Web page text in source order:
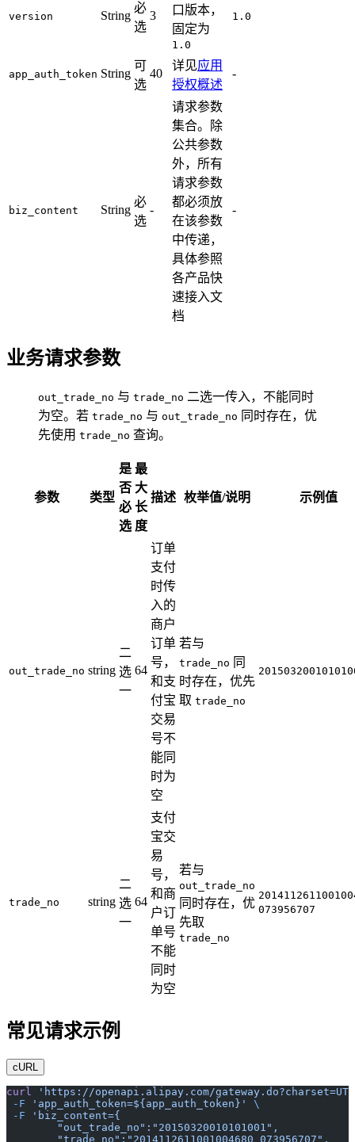
version String
必
选
3
口版本，
固定为
1.0
1.0
app_auth_token String
可
选
40
详见应用
授权概述
-
biz_content String
必
选
-
请求参数
集合。除
公共参数
外，所有
请求参数
都必须放
在该参数
中传递，
具体参照
各产品快
速接入文
档
-
业务请求参数
out_trade_no 与 trade_no 二选一传入，不能同时
为空。若 trade_no 与 out_trade_no 同时存在，优
先使用 trade_no 查询。
参数 类型
是
否
必
选
最
大
长
度
描述 枚举值/说明 示例值
out_trade_no string
二
选
一
64
订单
支付
时传
入的
商户
订单
号，
和支
付宝
交易
号不
能同
时为
空
若与
trade_no 同
时存在，优先
取 trade_no
trade_no string
二
选
一
64
支付
宝交
易
号，
和商
户订
单号
不能
同时
为空
若与
out_trade_no
同时存在，优
先取
trade_no
073956707
常见请求示例
cURL
curl
'https://openapi.alipay.com/
-F 'app_auth_token=${app_auth_token}'
\
-F 'biz_content={
	"out_trade_no":"20150320010101001",
	"trade_no":"2014112611001004680 073956707",